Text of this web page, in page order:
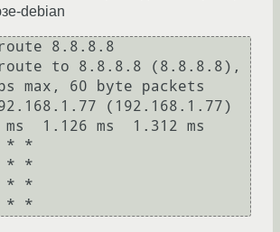
debian
8.8.8.8
to 8.8.8.8 (8.8.8.8),
max, 60 byte packets
ms  1.126 ms  1.312 ms